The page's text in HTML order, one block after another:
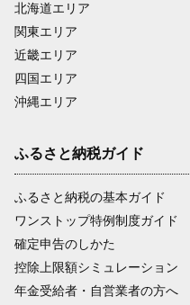
北海道エリア
関東エリア
近畿エリア
四国エリア
沖縄エリア
ふるさと納税ガイド
ふるさと納税の基本ガイド
ワンストップ特例制度ガイド
確定申告のしかた
控除上限額シミュレーション
年金受給者・自営業者の方へ